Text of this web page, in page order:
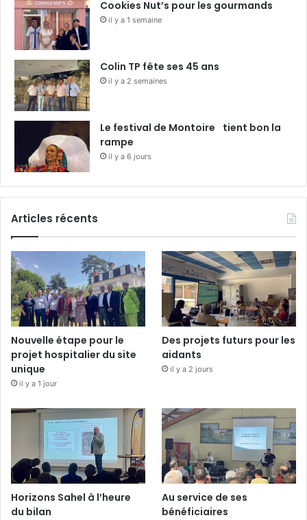
Cookies Nut’s pour les gourmands
il y a 1 semaine
Colin TP fête ses 45 ans
il y a 2 semaines
Le festival de Montoire tient bon la
rampe
il y a 6 jours
Articles récents
Nouvelle étape pour le
projet hospitalier du site
unique
il y a 1 jour
Des projets futurs pour les
aidants
il y a 2 jours
Horizons Sahel à l’heure
du bilan
Au service de ses
bénéficiaires